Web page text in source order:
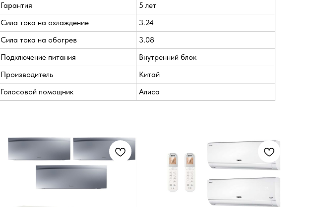
Гарантия
5 лет
Сила тока на охлаждение
3.24
Сила тока на обогрев
3.08
Подключение питания
Внутренний блок
Производитель
Китай
Голосовой помощник
Алиса